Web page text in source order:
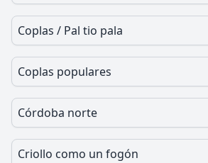
Coplas / Pal tio pala
Coplas populares
Córdoba norte
Criollo como un fogón